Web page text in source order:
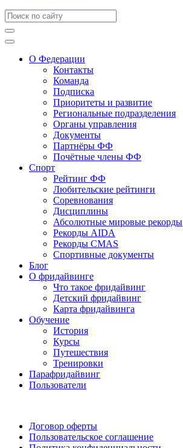
О Федерации
Контакты
Команда
Подписка
Приоритеты и развитие
Региональные подразделения
Органы управления
Документы
Партнёры ФФ
Почётные члены ФФ
Спорт
Рейтинг ФФ
Любительские рейтинги
Соревнования
Дисциплины
Абсолютные мировые рекорды
Рекорды AIDA
Рекорды CMAS
Спортивные документы
Блог
О фридайвинге
Что такое фридайвинг
Детский фридайвинг
Карта фридайвинга
Обучение
История
Курсы
Путешествия
Тренировки
Парафридайвинг
Пользователи
Договор оферты
Пользовательское соглашение